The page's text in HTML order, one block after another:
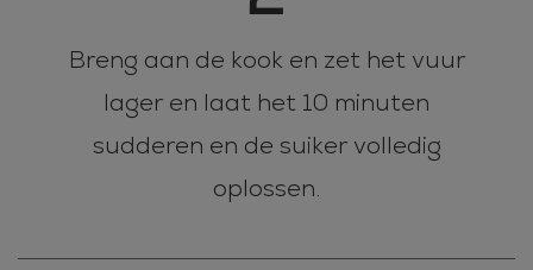
Breng aan de kook en zet het vuur
lager en laat het 10 minuten
sudderen en de suiker volledig
oplossen.